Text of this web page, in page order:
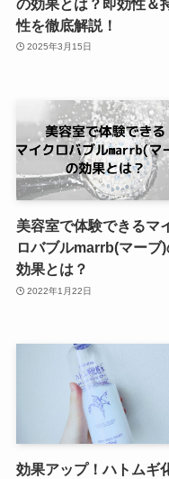
の効果とは？即効性＆
性を徹底解説！
2025年3月15日
美容室で体験できるマ
ロバブルmarrb(マーブ)
効果とは？
2022年1月22日
効果アップ！ハトムギ